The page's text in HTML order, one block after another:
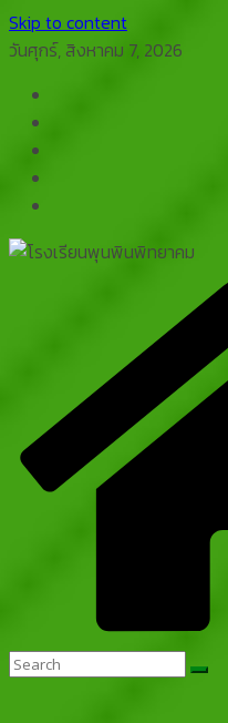
Skip to content
วันศุกร์, สิงหาคม 7, 2026